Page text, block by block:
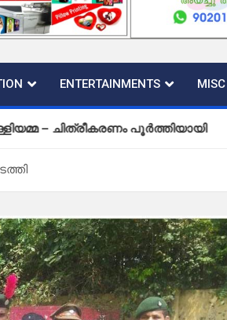
ENTERTAINMENTS MISC
പൂർത്തിയായി